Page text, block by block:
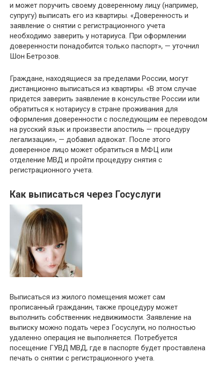
и может поручить своему доверенному лицу (например,
супругу) выписать его из квартиры. «Доверенность и
заявление о снятии с регистрационного учета
необходимо заверить у нотариуса. При оформлении
доверенности понадобится только паспорт», — уточнил
Шон Бетрозов.
Граждане, находящиеся за пределами России, могут
дистанционно выписаться из квартиры. «В этом случае
придется заверить заявление в консульстве России или
обратиться к нотариусу в стране проживания для
оформления доверенности с последующим ее переводом
на русский язык и произвести апостиль — процедуру
легализации», — добавил адвокат. После этого
доверенное лицо может обратиться в МФЦ или
отделение МВД и пройти процедуру снятия с
регистрационного учета.
Как выписаться через Госуслуги
Выписаться из жилого помещения может сам
прописанный гражданин, также процедуру может
выполнить собственник недвижимости. Заявление на
выписку можно подать через Госуслуги, но полностью
удаленно операция не выполняется. Потребуется
посещение ГУВД МВД, где в паспорте будет проставлена
печать о снятии с регистрационного учета.